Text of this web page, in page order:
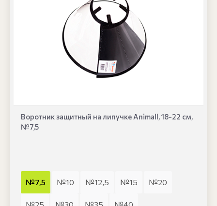
Воротник защитный на липучке Animall, 18-22 см,
№7,5
№7,5 №10 №12,5 №15 №20
№25 №30 №35 №40